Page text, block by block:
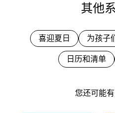
您还可能
其他
喜迎夏日 为孩子
日历和清单